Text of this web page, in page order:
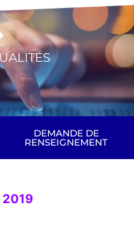
DEMANDE DE
RENSEIGNEMENT
2019